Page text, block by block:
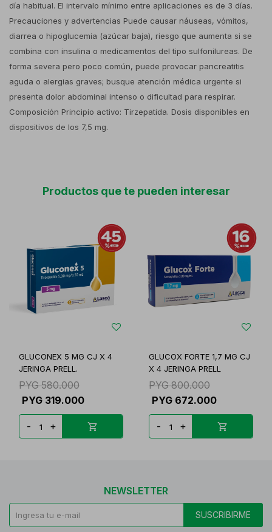
día habitual. El intervalo mínimo entre aplicaciones es de 3 días.
Precauciones y advertencias Puede causar náuseas, vómitos,
diarrea o hipoglucemia (azúcar baja), riesgo que aumenta si se
combina con insulina o medicamentos del tipo sulfonilureas. De
forma severa pero poco común, puede provocar pancreatitis
aguda o alergias graves; busque atención médica urgente si
presenta dolor abdominal intenso o dificultad para respirar.
Composición Principio activo: Tirzepatida. Dosis disponibles en
dispositivos de los 7,5 mg.
Productos que te pueden interesar
GLUCONEX 5 MG CJ X 4
JERINGA PRELL.
PYG 580.000
PYG 319.000
- +
GLUCOX FORTE 1,7 MG CJ
X 4 JERINGA PRELL
PYG 800.000
PYG 672.000
- +
NEWSLETTER
SUSCRIBIRME